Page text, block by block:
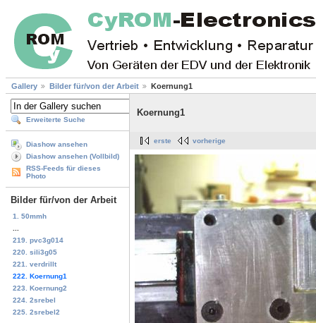
Gallery Bilder für/von der Arbeit Koernung1
Erweiterte Suche
Diashow ansehen
Diashow ansehen (Vollbild)
RSS-Feeds für dieses
Photo
Bilder für/von der Arbeit
1. 50mmh
219. pvc3g014
220. sili3g05
221. verdrillt
222. Koernung1
223. Koernung2
224. 2srebel
225. 2srebel2
Koernung1
erste vorherige